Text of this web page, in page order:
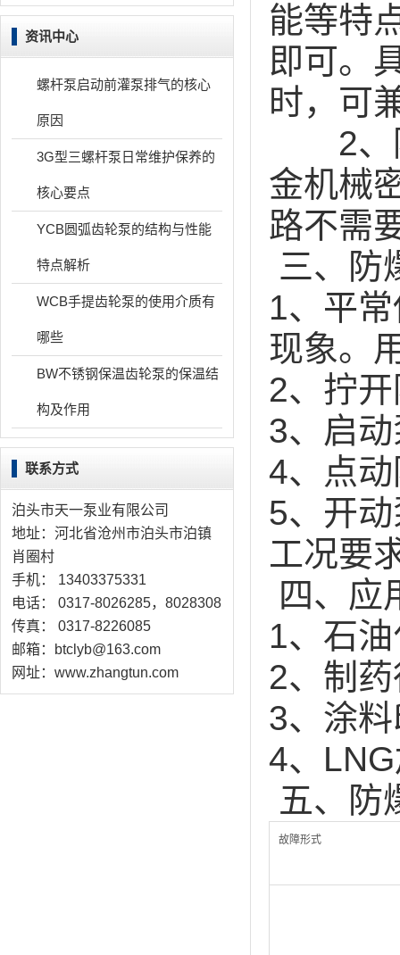
能等特
即可。
时，可
2、防
金机械
路不需
三、防
1、平
现象。
2、拧
3、启
4、点
5、开
工况要
四、应
1、石
2、制
3、涂
4、
五、防
故障形式
资讯中心
螺杆泵启动前灌泵排气的核心
原因
3G型三螺杆泵日常维护保养的
核心要点
YCB圆弧齿轮泵的结构与性能
特点解析
WCB手提齿轮泵的使用介质有
哪些
BW不锈钢保温齿轮泵的保温结
构及作用
联系方式
泊头市天一泵业有限公司
地址：河北省沧州市泊头市泊镇
肖圈村
手机： 13403375331
电话： 0317-8026285，8028308
传真： 0317-8226085
邮箱：btclyb@163.com
网址：www.zhangtun.com